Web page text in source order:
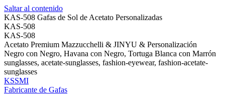
Saltar al contenido
KAS-508 Gafas de Sol de Acetato Personalizadas
KAS-508
KAS-508
Acetato Premium Mazzucchelli & JINYU & Personalización
Negro con Negro, Havana con Negro, Tortuga Blanca con Marrón
sunglasses, acetate-sunglasses, fashion-eyewear, fashion-acetate-
sunglasses
KSSMI
Fabricante de Gafas